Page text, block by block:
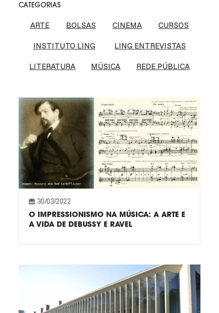
CATEGORIAS
ARTE BOLSAS CINEMA CURSOS
INSTITUTO LING LING ENTREVISTAS
LITERATURA MÚSICA REDE PÚBLICA
30/03/2022
O IMPRESSIONISMO NA MÚSICA: A ARTE E
A VIDA DE DEBUSSY E RAVEL